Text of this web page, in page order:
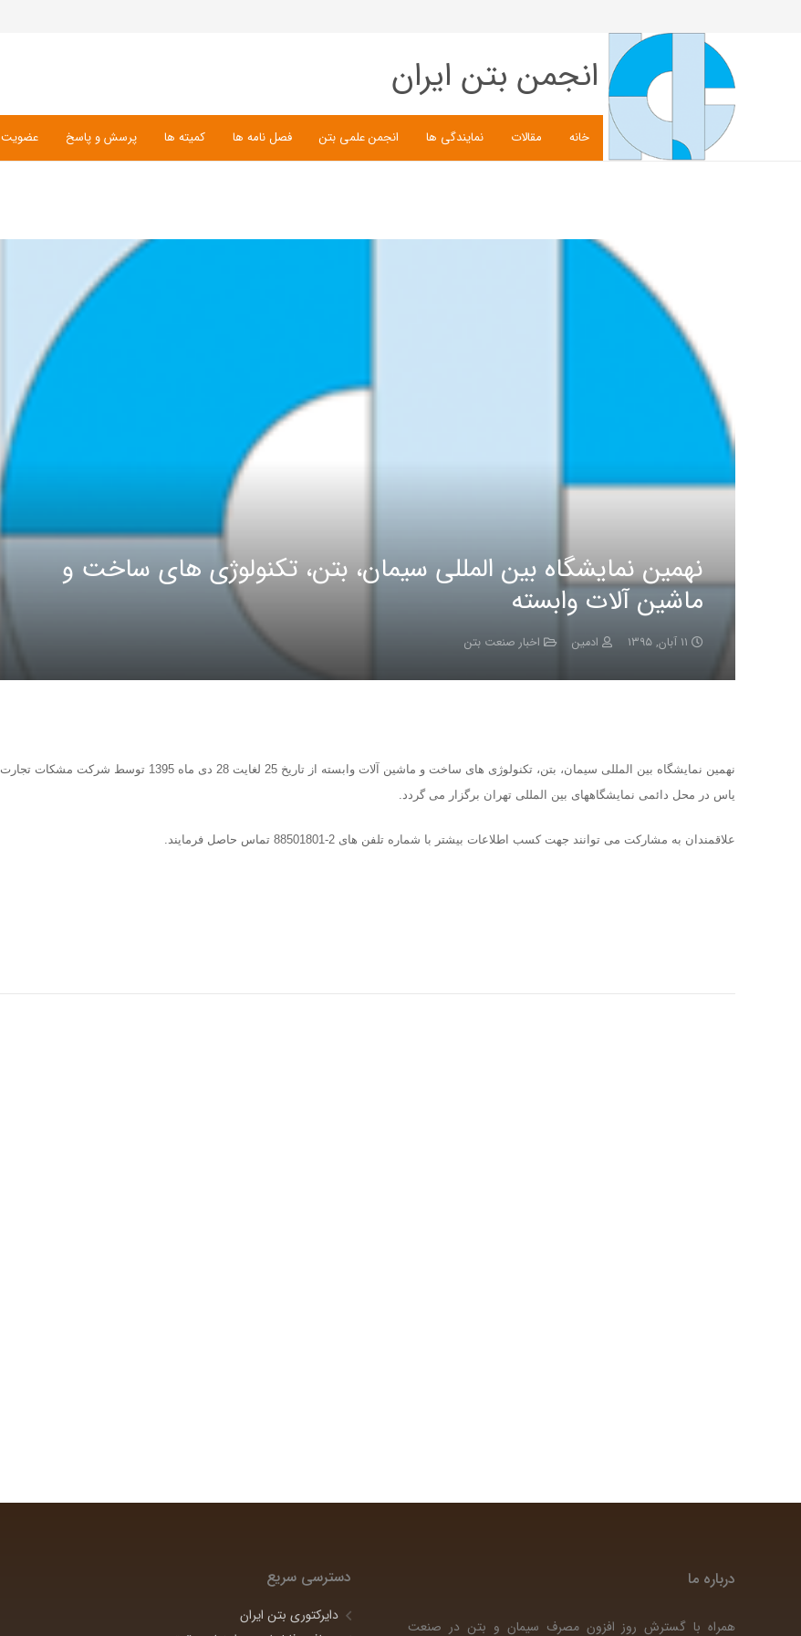
انجمن بتن ایران
خانه مقالات نمایندگی ها انجمن علمی بتن فصل نامه ها کمیته ها پرسش و پاسخ عضویت
نهمین نمایشگاه بین المللی سیمان، بتن، تکنولوژی های ساخت و
ماشین آلات وابسته
۱۱ آبان, ۱۳۹۵ ادمین اخبار صنعت بتن
نهمین نمایشگاه بین المللی سیمان، بتن، تکنولوژی های ساخت و ماشین آلات وابسته از تاریخ 25 لغایت 28 دی ماه 1395 توسط شرکت مشکات تجارت
یاس در محل دائمی نمایشگاههای بین المللی تهران برگزار می گردد.
علاقمندان به مشارکت می توانند جهت کسب اطلاعات بیشتر با شماره تلفن های 2-88501801 تماس حاصل فرمایند.
درباره ما
همراه با گسترش روز افزون مصرف سیمان و بتن در صنعت
دسترسی سریع
دایرکتوری بتن ایران